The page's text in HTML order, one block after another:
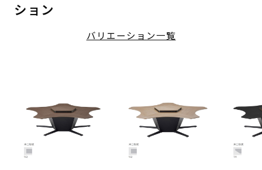
ション
バリエーション一覧